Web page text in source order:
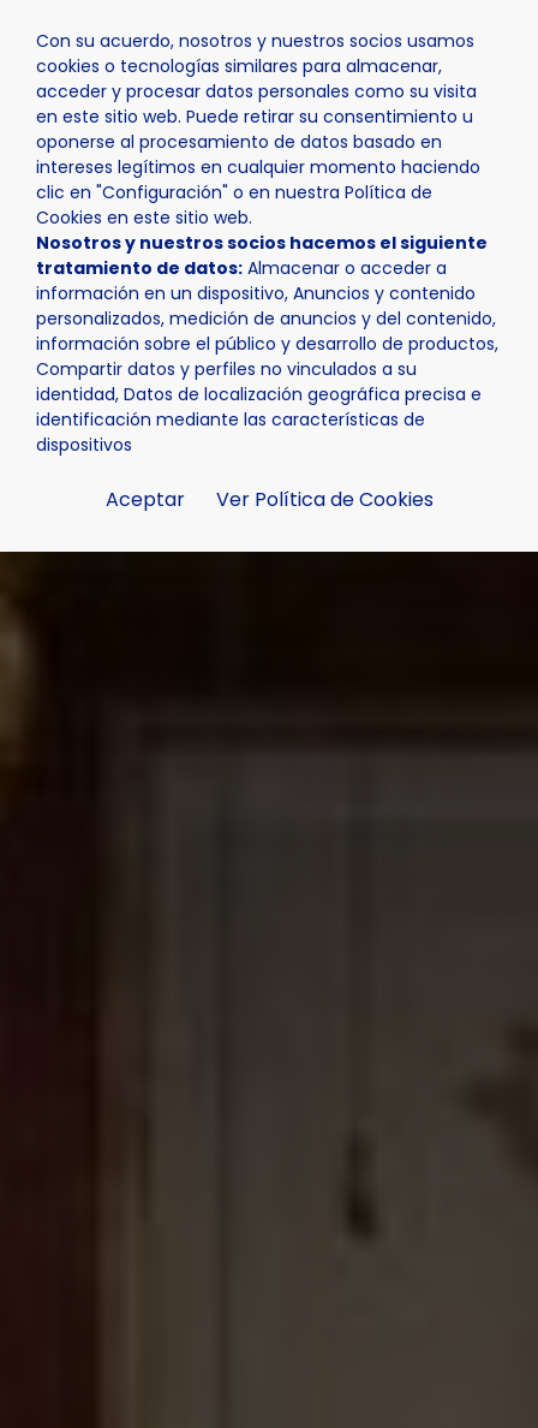
Con su acuerdo, nosotros y nuestros socios usamos
cookies o tecnologías similares para almacenar,
acceder y procesar datos personales como su visita
en este sitio web. Puede retirar su consentimiento u
oponerse al procesamiento de datos basado en
intereses legítimos en cualquier momento haciendo
clic en "Configuración" o en nuestra Política de
Cookies en este sitio web.
Nosotros y nuestros socios hacemos el siguiente
tratamiento de datos: Almacenar o acceder a
información en un dispositivo, Anuncios y contenido
personalizados, medición de anuncios y del contenido,
información sobre el público y desarrollo de productos,
Compartir datos y perfiles no vinculados a su
identidad, Datos de localización geográfica precisa e
identificación mediante las características de
dispositivos
Aceptar Ver Política de Cookies
Inicio Actualidad Noticias Noticia - La OJPA logra